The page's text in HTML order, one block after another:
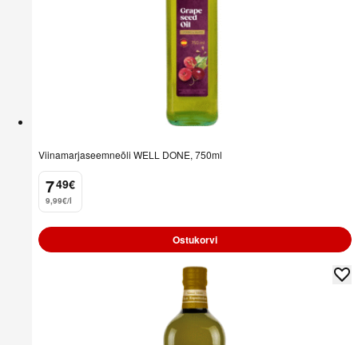
Viinamarjaseemneõli WELL DONE, 750ml
7
. 49€
9,99€/l
Ostukorvi